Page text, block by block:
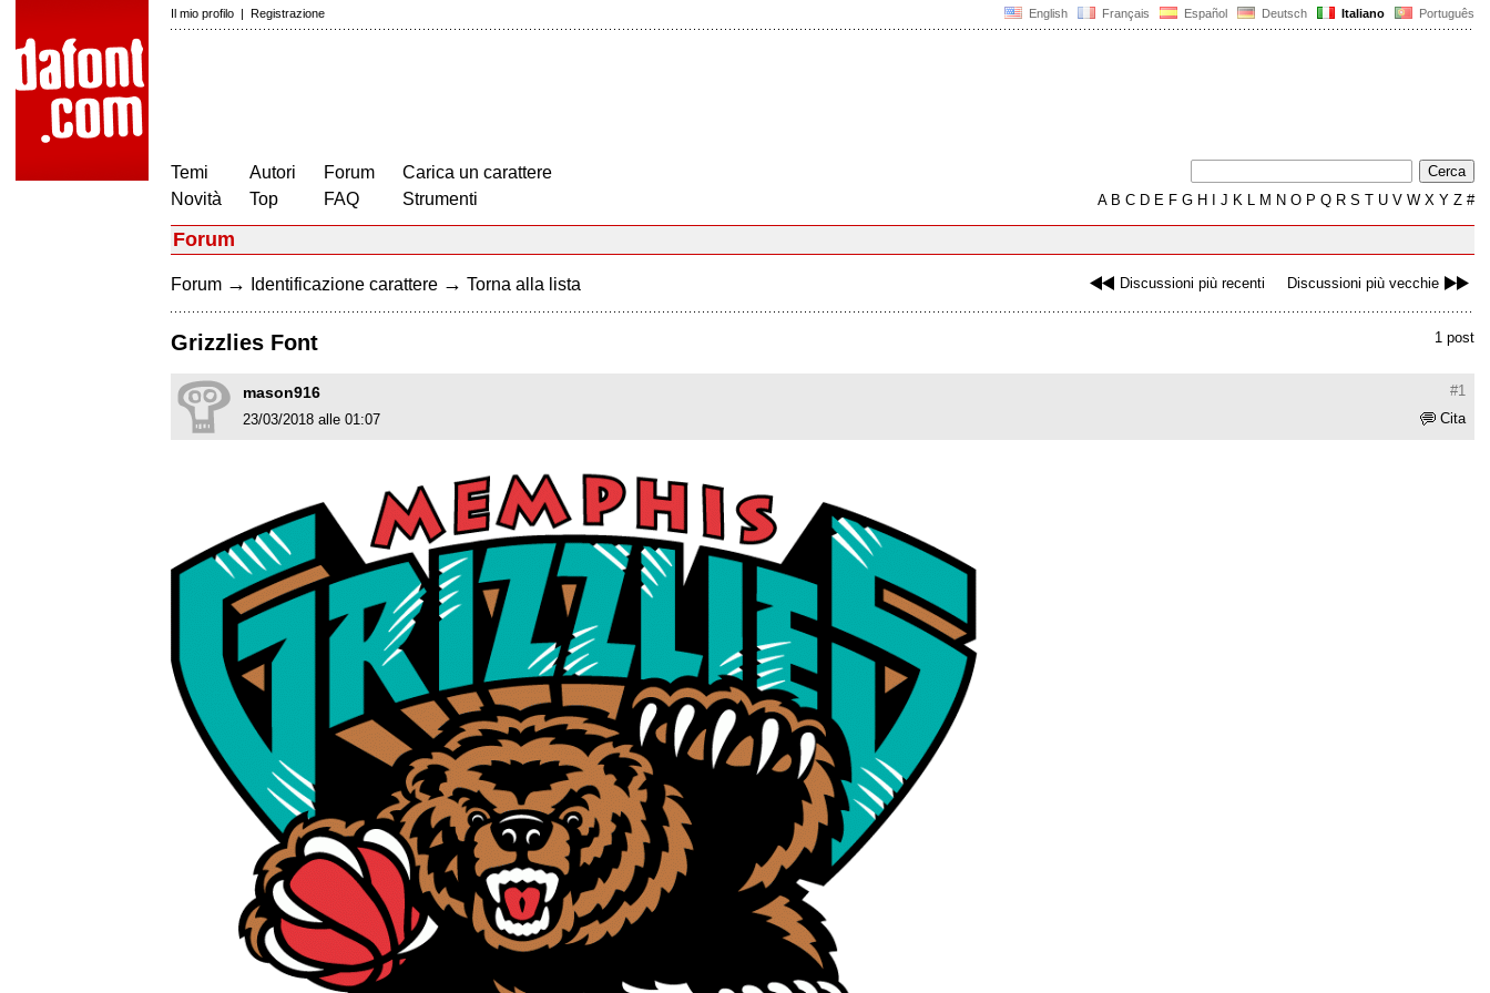
English Français Español Deutsch Italiano Português
Il mio profilo | Registrazione
Temi
Novità
Autori
Top
Forum
FAQ
Carica un carattere
Strumenti
AB C D E F G H J K L M N O P Q R S T U V W X Y Z #
Forum
Discussioni più recenti Discussioni più vecchie
Forum → Identificazione carattere → Torna alla lista
1 post
Grizzlies Font
#1
mason916
Cita
23/03/2018 alle 01:07